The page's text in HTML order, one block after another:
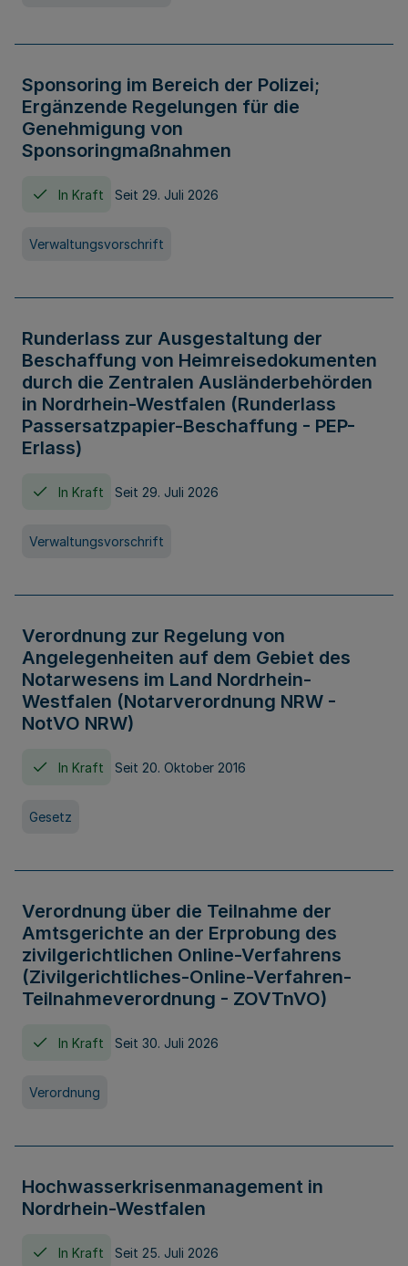
Sponsoring im Bereich der Polizei;
Ergänzende Regelungen für die
Genehmigung von
Sponsoringmaßnahmen
In Kraft Seit 29. Juli 2026
Verwaltungsvorschrift
Runderlass zur Ausgestaltung der
Beschaffung von Heimreisedokumenten
durch die Zentralen Ausländerbehörden
in Nordrhein-Westfalen (Runderlass
Passersatzpapier-Beschaffung - PEP-
Erlass)
In Kraft Seit 29. Juli 2026
Verwaltungsvorschrift
Verordnung zur Regelung von
Angelegenheiten auf dem Gebiet des
Notarwesens im Land Nordrhein-
Westfalen (Notarverordnung NRW -
NotVO NRW)
In Kraft Seit 20. Oktober 2016
Gesetz
Verordnung über die Teilnahme der
Amtsgerichte an der Erprobung des
zivilgerichtlichen Online-Verfahrens
(Zivilgerichtliches-Online-Verfahren-
Teilnahmeverordnung - ZOVTnVO)
In Kraft Seit 30. Juli 2026
Verordnung
Hochwasserkrisenmanagement in
Nordrhein-Westfalen
In Kraft Seit 25. Juli 2026